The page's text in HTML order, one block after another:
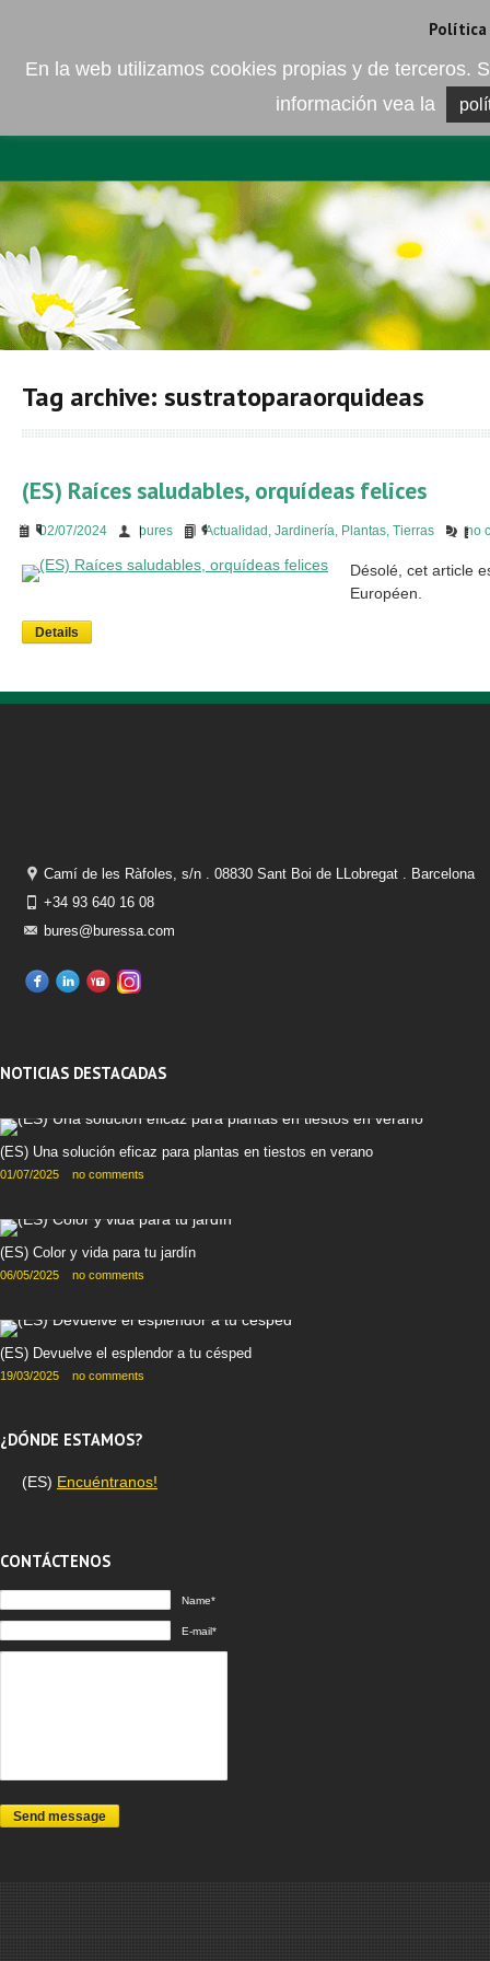
EMPRESA ELEMENTO DEL
Tag archive: sustratoparaorquideas
(ES) Raíces saludables, orquídeas felices
02/07/2024 bures Actualidad , Jardinería, Plantas, Tierras no
Désolé, cet article
Européen.
Details
Camí de les Ràfoles, s/n . 08830 Sant Boi de LLobregat . Barcelona
+34 93 640 16 08
bures@buressa.com
NOTICIAS DESTACADAS
(ES) Una solución eficaz para plantas en tiestos en verano
01/07/2025 no comments
(ES) Color y vida para tu jardín
06/05/2025 no comments
(ES) Devuelve el esplendor a tu césped
19/03/2025 no comments
¿DÓNDE ESTAMOS?
(ES) Encuéntranos!
CONTÁCTENOS
Name*
E-mail*
Send message
Política
En la web utilizamos cookies propias y de terceros.
información vea la